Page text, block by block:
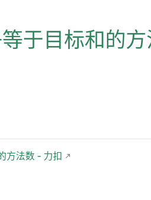
于目标和的
方法数 - 力扣